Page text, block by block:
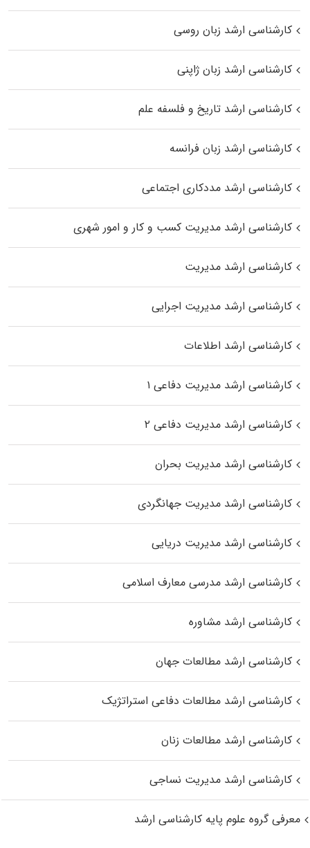
کارشناسی ارشد زبان روسی
کارشناسی ارشد زبان ژاپنی
کارشناسی ارشد تاریخ و فلسفه علم
کارشناسی ارشد زبان فرانسه
کارشناسی ارشد مددکاری اجتماعی
کارشناسی ارشد مدیریت کسب و کار و امور شهری
کارشناسی ارشد مدیریت
کارشناسی ارشد مدیریت اجرایی
کارشناسی ارشد اطلاعات
کارشناسی ارشد مدیریت دفاعی ۱
کارشناسی ارشد مدیریت دفاعی ۲
کارشناسی ارشد مدیریت بحران
کارشناسی ارشد مدیریت جهانگردی
کارشناسی ارشد مدیریت دریایی
کارشناسی ارشد مدرسی معارف اسلامی
کارشناسی ارشد مشاوره
کارشناسی ارشد مطالعات جهان
کارشناسی ارشد مطالعات دفاعی استراتژیک
کارشناسی ارشد مطالعات زنان
کارشناسی ارشد مدیریت نساجی
معرفی گروه علوم پایه کارشناسی ارشد